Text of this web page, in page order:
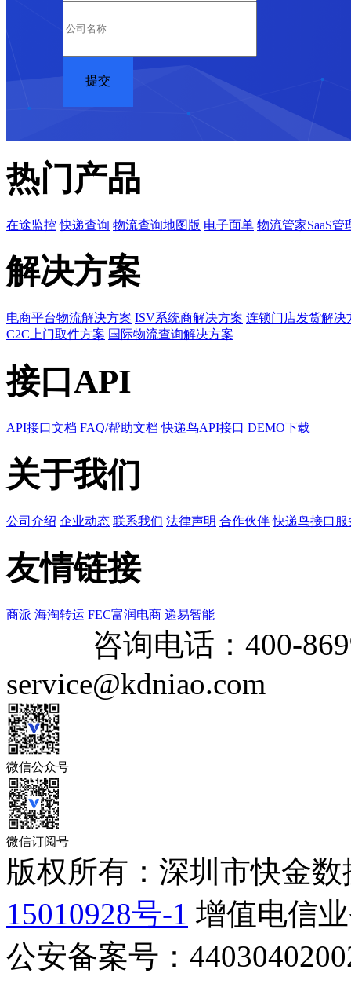
热门产品
在途监控 快递查询 物流查询地图版 电子面单 物流管家SaaS管
解决方案
电商平台物流解决方案 ISV系统商解决方案 连锁门店发货解决
C2C上门取件方案 国际物流查询解决方案
接口API
API接口文档 FAQ/帮助文档 快递鸟API接口 DEMO下载
关于我们
公司介绍 企业动态 联系我们 法律声明 合作伙伴 快递鸟接口服
友情链接
商派 海淘转运 FEC富润电商 递易智能
咨询电话： 400-
service@kdniao.com
微信公众号
微信订阅号
版权所有：深圳市快金
15010928号-1 增值电信
公安备案号：